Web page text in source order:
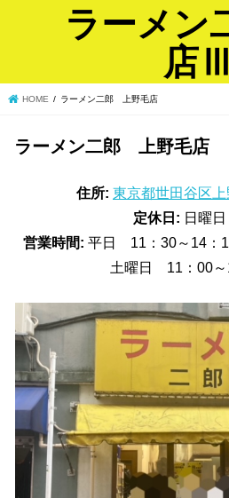
ラーメン
店Ⅲ
HOME ラーメン二郎 上野毛店
ラーメン二郎 上野毛店
住所: 東京都世田谷区
定休日: 日曜日
営業時間: 平日 11：30～14：
土曜日 11：00～